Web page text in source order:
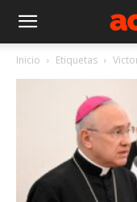
Inicio Etiquetas